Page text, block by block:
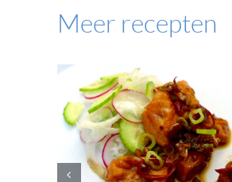
Meer recepten